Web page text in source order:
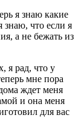
я знаю какие
знаю, что если я
а не бежать из
я рад, что у
мне пора
ждет меня
и она меня
для вас